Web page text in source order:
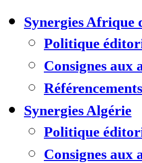
Synergies Afrique
Politique
Consignes aux
Synergies Algérie
Politique
Consignes aux